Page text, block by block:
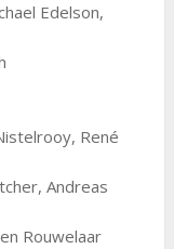
Edelson,
René
Andreas
Rouwelaar